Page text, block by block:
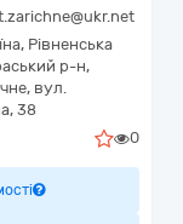
, Рівненська
р-н,
вул.
38
0